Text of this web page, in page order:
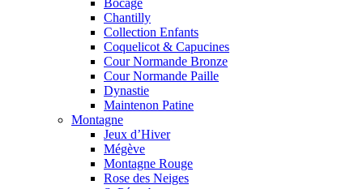
Chantilly
Collection Enfants
Coquelicot & Capucines
Cour Normande Bronze
Cour Normande Paille
Dynastie
Maintenon Patine
Montagne
Jeux d’Hiver
Mégève
Montagne Rouge
Rose des Neiges